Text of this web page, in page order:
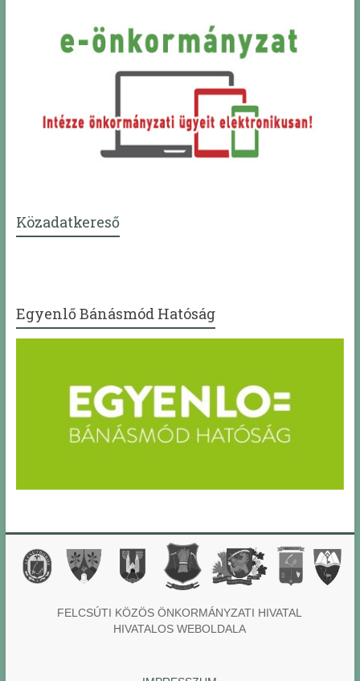
Közadatkereső
Egyenlő Bánásmód Hatóság
FELCSÚTI KÖZÖS ÖNKORMÁNYZATI HIVATAL
HIVATALOS WEBOLDALA